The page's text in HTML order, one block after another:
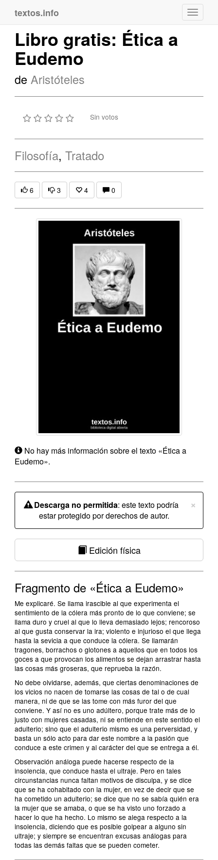
textos.info
Libro gratis: Ética a
Eudemo
de Aristóteles
Sin votos
Filosofía, Tratado
6 3 4 0
No hay más información sobre el texto «Ética a
Eudemo».
×
Descarga no permitida: este texto podría
estar protegido por derechos de autor.
Edición física
Fragmento de «Ética a Eudemo»
Me explicaré. Se llama irascible al que experimenta el
sentimiento de la cólera más pronto de lo que conviene; se
llama duro y cruel al que lo lleva demasiado lejos; rencoroso
al que gusta conservar la ira; violento e injurioso el que llega
hasta la sevicia a que conduce la cólera. Se llamarán
tragones, borrachos o glotones a aquellos que en todos los
goces a que provocan los alimentos se dejan arrastrar hasta
las cosas más groseras, que reprueba la razón.
No debe olvidarse, además, que ciertas denominaciones de
los vicios no nacen de tomarse las cosas de tal o de cual
manera, ni de que se las tome con más furor del que
conviene. Y así no es uno adúltero, porque trate más de lo
justo con mujeres casadas, ni se entiende en este sentido el
adulterio; sino que el adulterio mismo es una perversidad, y
basta un sólo acto para dar este nombre a la pasión que
conduce a este crimen y al carácter del que se entrega a él.
Observación análoga puede hacerse respecto de la
insolencia, que conduce hasta el ultraje. Pero en tales
circunstancias nunca faltan motivos de disculpa, y se dice
que se ha cohabitado con la mujer, en vez de decir que se
ha cometido un adulterio; se dice que no se sabía quién era
la mujer que se amaba, o que se ha visto uno forzado a
hacer lo que ha hecho. Lo mismo se alega respecto a la
insolencia, diciendo que es posible golpear a alguno sin
ultraje; y siempre se encuentran excusas análogas para
todas las demás faltas que se pueden cometer.